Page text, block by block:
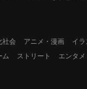
社会 アニメ・漫画
イ
ム ストリート エンタメ